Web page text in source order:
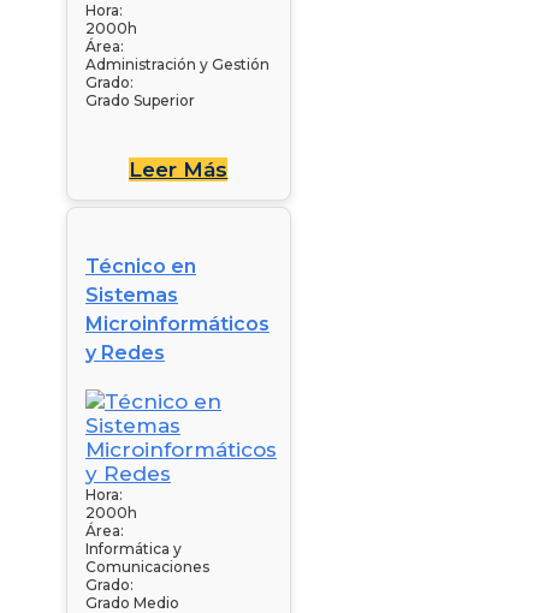
Hora:
2000h
Área:
Administración y Gestión
Grado:
Grado Superior
Leer Más
Técnico en
Sistemas
Microinformáticos
y Redes
Hora:
2000h
Área:
Informática y
Comunicaciones
Grado:
Grado Medio